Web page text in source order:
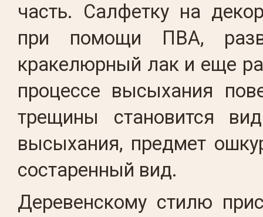
часть. Салфетку на
при помощи ПВА,
кракелюрный лак и еще
процессе высыхания
трещины становится
высыхания, предмет
состаренный вид.
Деревенскому стилю